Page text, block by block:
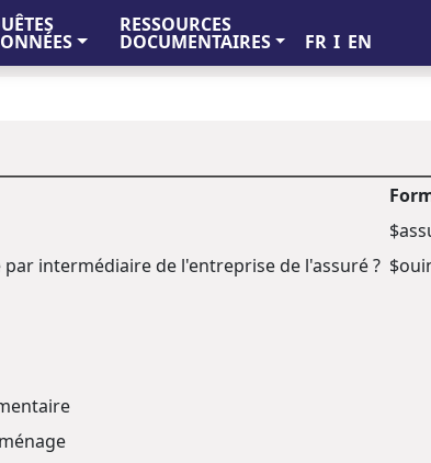
RESSOURCES
DOCUMENTAIRES FR I EN
intermédiaire de l'entreprise de l'assuré ?